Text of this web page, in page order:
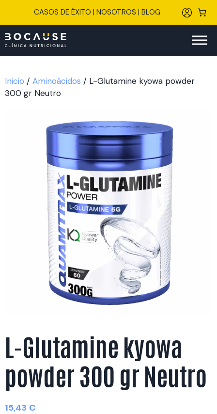
CASOS DE ÉXITO | NOSOTROS | BLOG
Inicio / Aminoácidos / L-Glutamine kyowa powder
300 gr Neutro
L-Glutamine kyowa
powder 300 gr Neutro
15,43 €